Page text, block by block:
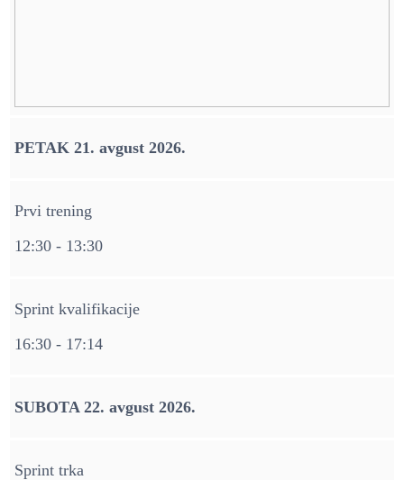
PETAK 21. avgust 2026.
Prvi trening
12:30 - 13:30
Sprint kvalifikacije
16:30 - 17:14
SUBOTA 22. avgust 2026.
Sprint trka